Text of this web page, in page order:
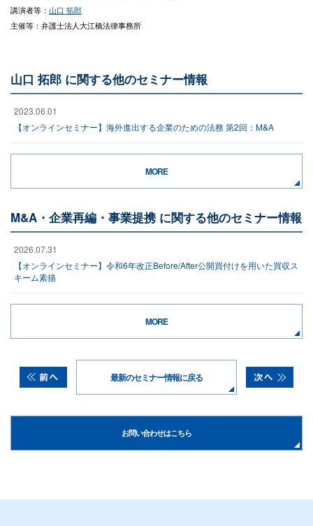
講演者等： 山口 拓郎
主催等：弁護士法人大江橋法律事務所
山口 拓郎 に関する他のセミナー情報
2023.06.01
【オンラインセミナー】海外進出する企業のための法務 第2回：M&A
MORE
M&A・企業再編・事業提携 に関する他のセミナー情報
2026.07.31
【オンラインセミナー】令和6年改正Before/After公開買付けを用いた買収ス
キーム素描
MORE
最新のセミナー情報に戻る
お問い合わせはこちら